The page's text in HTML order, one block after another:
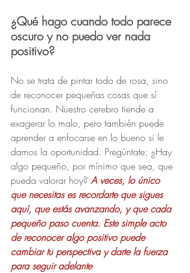
¿Qué hago cuando todo parece
oscuro y no puedo ver nada
positivo?
No se trata de pintar todo de rosa, sino
de reconocer pequeñas cosas que sí
funcionan. Nuestro cerebro tiende a
exagerar lo malo, pero también puede
aprender a enfocarse en lo bueno si le
damos la oportunidad. Pregúntate: ¿Hay
algo pequeño, por mínimo que sea, que
pueda valorar hoy? A veces, lo único
que necesitas es recordarte que sigues
aquí, que estás avanzando, y que cada
pequeño paso cuenta. Este simple acto
de reconocer algo positivo puede
cambiar tu perspectiva y darte la fuerza
para seguir adelante